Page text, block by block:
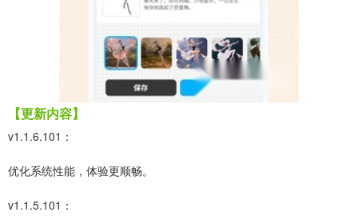
【更新内容】
v1.1.6.101：
优化系统性能，体验更顺畅。
v1.1.5.101：